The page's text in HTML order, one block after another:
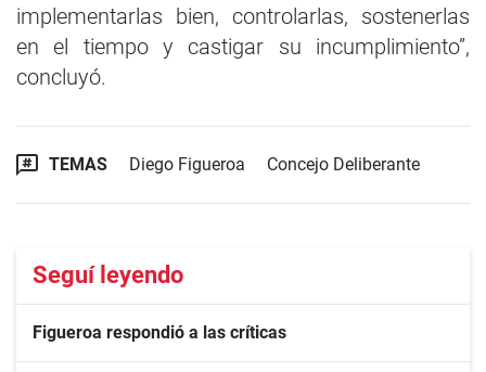
implementarlas bien, controlarlas, sostenerlas
en el tiempo y castigar su incumplimiento”,
concluyó.
TEMAS Diego Figueroa Concejo Deliberante
Seguí leyendo
Figueroa respondió a las críticas